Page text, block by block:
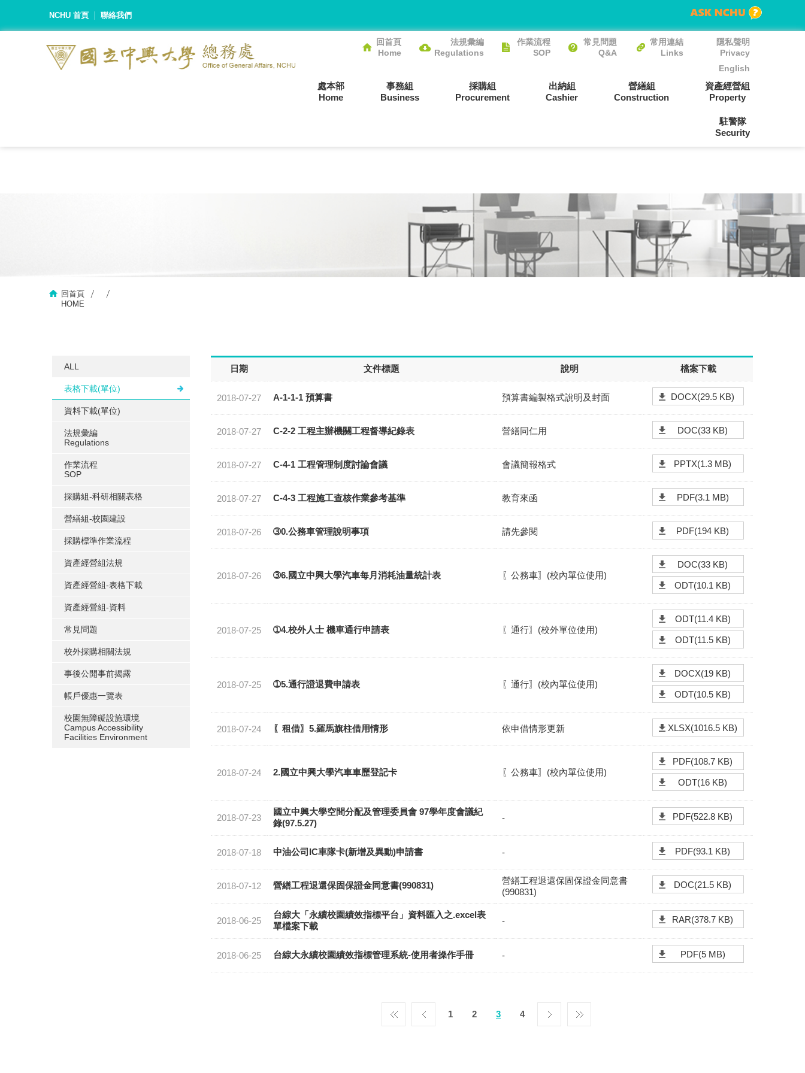
NCHU 首頁 聯絡我們
回首頁
Home
法規彙編
Regulations
作業流程
SOP
常見問題
Q&A
常用連結
Links
隱私聲明
Privacy
English
處本部
Home
事務組
Business
採購組
Procurement
出納組
Cashier
營繕組
Construction
資產經營組
Property
駐警隊
Security
回首頁
HOME
ALL
表格下載(單位)
資料下載(單位)
法規彙編
Regulations
作業流程
SOP
採購組-科研相關表格
營繕組-校園建設
採購標準作業流程
資產經營組法規
資產經營組-表格下載
資產經營組-資料
常見問題
校外採購相關法規
事後公開事前揭露
帳戶優惠一覽表
校園無障礙設施環境
Campus Accessibility
Facilities Environment
日期 文件標題 說明 檔案下載
2018-07-27 A-1-1-1 預算書 預算書編製格式說明及封面 DOCX(29.5 KB)
2018-07-27 C-2-2 工程主辦機關工程督導紀錄表 營繕同仁用 DOC(33 KB)
2018-07-27 C-4-1 工程管理制度討論會議 會議簡報格式 PPTX(1.3 MB)
2018-07-27 C-4-3 工程施工查核作業參考基準 教育來函 PDF(3.1 MB)
2018-07-26 ➂0.公務車管理說明事項 請先參閱 PDF(194 KB)
2018-07-26 ➂6.國立中興大學汽車每月消耗油量統計表 〖公務車〗(校內單位使用)
DOC(33 KB)
ODT(10.1 KB)
2018-07-25 ➀4.校外人士 機車通行申請表 〖通行〗(校外單位使用)
ODT(11.4 KB)
ODT(11.5 KB)
2018-07-25 ➀5.通行證退費申請表 〖通行〗(校內單位使用)
DOCX(19 KB)
ODT(10.5 KB)
2018-07-24 〖租借〗5.羅馬旗柱借用情形 依申借情形更新 XLSX(1016.5 KB)
2018-07-24 2.國立中興大學汽車車歷登記卡 〖公務車〗(校內單位使用)
PDF(108.7 KB)
ODT(16 KB)
2018-07-23
國立中興大學空間分配及管理委員會 97學年度會議紀
錄(97.5.27)
- PDF(522.8 KB)
2018-07-18 中油公司IC車隊卡(新增及異動)申請書 - PDF(93.1 KB)
2018-07-12 營繕工程退還保固保證金同意書(990831)
營繕工程退還保固保證金同意書
(990831)
DOC(21.5 KB)
2018-06-25
台綜大「永續校園績效指標平台」資料匯入之.excel表
單檔案下載
- RAR(378.7 KB)
2018-06-25 台綜大永續校園績效指標管理系統-使用者操作手冊 - PDF(5 MB)
1 2 3 4